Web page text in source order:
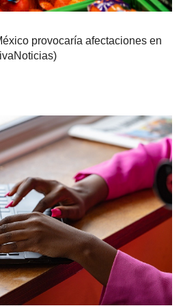
provocaría afectaciones en